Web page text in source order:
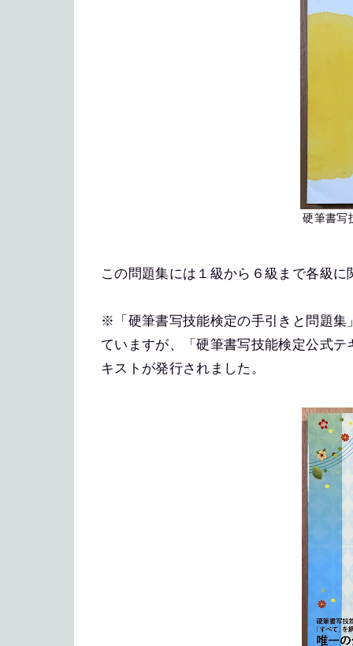
硬筆書写
この問題集には１級から６級まで各級
※「硬筆書写技能検定の手引きと問題集
ていますが、「硬筆書写技能検定公式
キストが発行されました。